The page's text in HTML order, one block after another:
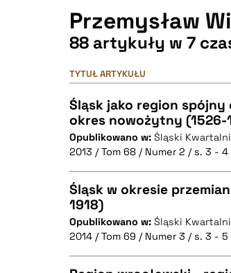
Przemysław
88 artykuły w 7
TYTUŁ ARTYKUŁU
Śląsk jako region
okres nowożytny (1526-
Opublikowano w: Śląski
2013 / Tom 68 / Numer 2 / s. 3 - 4
CZYSTY TEKST
Śląsk w okresie
1918)
Opublikowano w: Śląski
2014 / Tom 69 / Numer 3 / s. 3 - 5